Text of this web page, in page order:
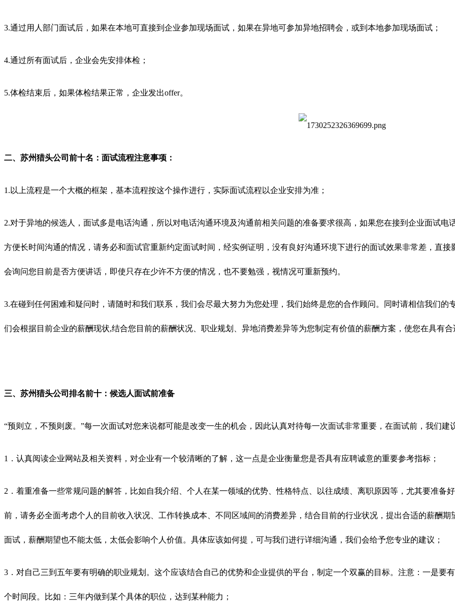
3.通过用人部门面试后，如果在本地可直接到企业参加现场面试，如果在异地可参加异地招聘会，或到本地参加现场面试；
4.通过所有面试后，企业会先安排体检；
5.体检结束后，如果体检结果正常，企业发出offer。
二、苏州猎头公司前十名：面试流程注意事项：
1.以上流程是一个大概的框架，基本流程按这个操作进行，实际面试流程以企业安排为准；
2.对于异地的候选人，面试多是电话沟通，所以对电话沟通环境及沟通前相关问题的准备要求很高，如果您在接到企业面试
方便长时间沟通的情况，请务必和面试官重新约定面试时间，经实例证明，没有良好沟通环境下进行的面试效果非常差，直
会询问您目前是否方便讲话，即使只存在少许不方便的情况，也不要勉强，视情况可重新预约。
3.在碰到任何困难和疑问时，请随时和我们联系，我们会尽最大努力为您处理，我们始终是您的合作顾问。同时请相信我们
们会根据目前企业的薪酬现状,结合您目前的薪酬状况、职业规划、异地消费差异等为您制定有价值的薪酬方案，使您在具有
三、苏州猎头公司排名前十：候选人面试前准备
“预则立，不预则废。”每一次面试对您来说都可能是改变一生的机会，因此认真对待每一次面试非常重要，在面试前，我们建
1．认真阅读企业网站及相关资料，对企业有一个较清晰的了解，这一点是企业衡量您是否具有应聘诚意的重要参考指标；
2．着重准备一些常规问题的解答，比如自我介绍、个人在某一领域的优势、性格特点、以往成绩、离职原因等，尤其要准备
前，请务必全面考虑个人的目前收入状况、工作转换成本、不同区域间的消费差异，结合目前的行业状况，提出合适的薪酬
面试，薪酬期望也不能太低，太低会影响个人价值。具体应该如何提，可与我们进行详细沟通，我们会给予您专业的建议；
3．对自己三到五年要有明确的职业规划。这个应该结合自己的优势和企业提供的平台，制定一个双赢的目标。注意：一是要
个时间段。比如：三年内做到某个具体的职位，达到某种能力；